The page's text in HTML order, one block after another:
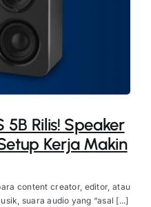
5B Rilis! Speaker
Kerja Makin
content creator, editor, atau
suara audio yang “asal [...]